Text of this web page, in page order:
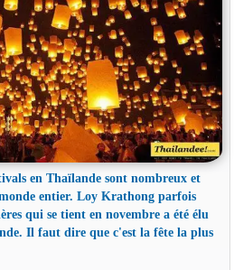
en Thaïlande sont nombreux et
entier. Loy Krathong parfois
qui se tient en novembre a été élu
Il faut dire que c'est la fête la plus